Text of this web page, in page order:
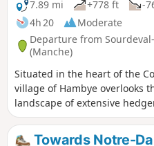
7.89 mi +778 ft
-
4h 20
Moderate
Departure from
(Manche)
Situated in the heart of the
village of Hambye overlooks
landscape of extensive
route, provide a stunning
ruins and offer a valuable
Towards Notre-